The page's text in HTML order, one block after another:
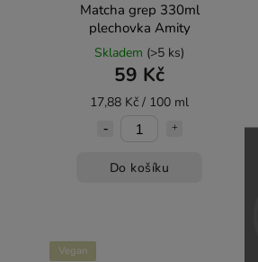
Matcha grep 330ml
plechovka Amity
Skladem (>5 ks)
59 Kč
17,88 Kč / 100 ml
Do košíku
Vegan